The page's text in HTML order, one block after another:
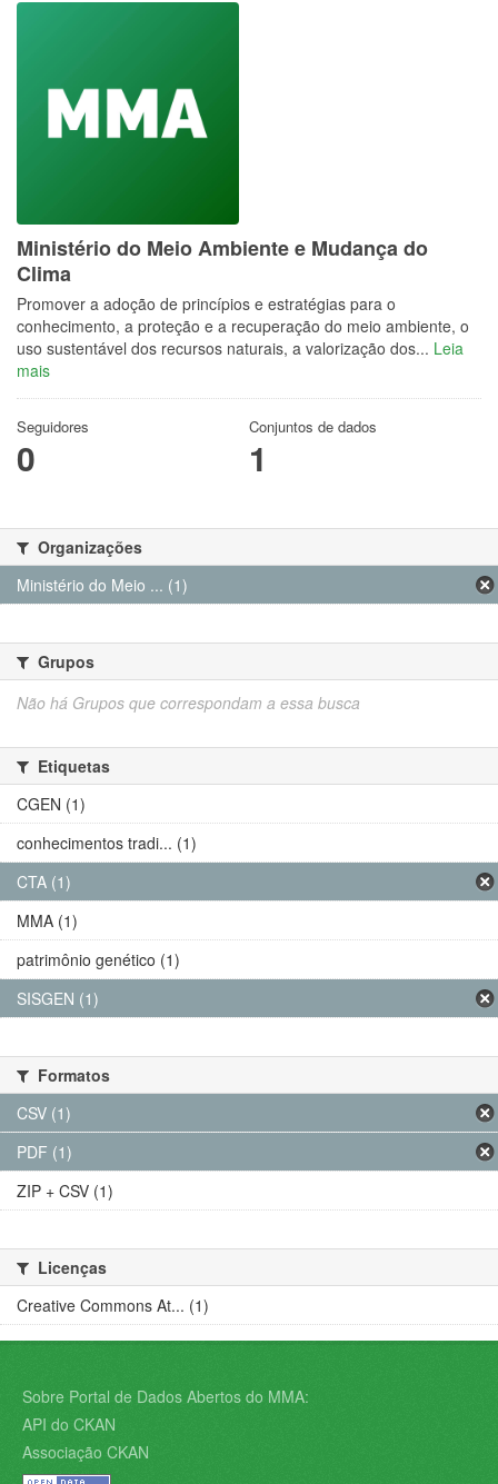
Ministério do Meio Ambiente e Mudança do
Clima
Promover a adoção de princípios e estratégias para o
conhecimento, a proteção e a recuperação do meio ambiente, o
uso sustentável dos recursos naturais, a valorização dos... Leia
mais
Seguidores
0
Conjuntos de dados
1
Organizações
Ministério do Meio ... (1)
Grupos
Não há Grupos que correspondam a essa busca
Etiquetas
CGEN (1)
conhecimentos tradi... (1)
CTA (1)
MMA (1)
patrimônio genético (1)
SISGEN (1)
Formatos
CSV (1)
PDF (1)
ZIP + CSV (1)
Licenças
Creative Commons At... (1)
Sobre Portal de Dados Abertos do MMA:
API do CKAN
Associação CKAN